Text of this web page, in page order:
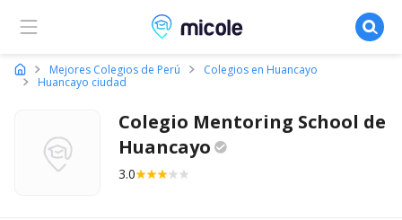
Micole, buscador de colegios
Mejores Colegios de Perú
Colegios en Huancayo
Huancayo ciudad
Colegio Mentoring School de
Huancayo
3.0